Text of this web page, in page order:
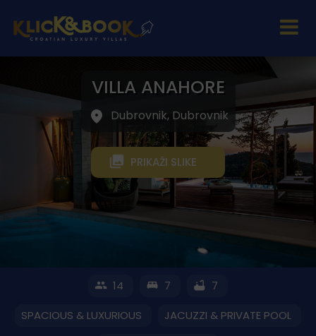
VILLA ANAHORE
Dubrovnik, Dubrovnik
PRIKAŽI SLIKE
14 7
7
SPACIOUS & LUXURIOUS
JACUZZI & PRIVATE POOL